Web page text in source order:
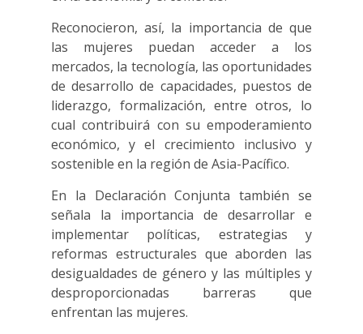
Reconocieron, así, la importancia de que
las mujeres puedan acceder a los
mercados, la tecnología, las oportunidades
de desarrollo de capacidades, puestos de
liderazgo, formalización, entre otros, lo
cual contribuirá con su empoderamiento
económico, y el crecimiento inclusivo y
sostenible en la región de Asia-Pacífico.
En la Declaración Conjunta también se
señala la importancia de desarrollar e
implementar políticas, estrategias y
reformas estructurales que aborden las
desigualdades de género y las múltiples y
desproporcionadas barreras que
enfrentan las mujeres.